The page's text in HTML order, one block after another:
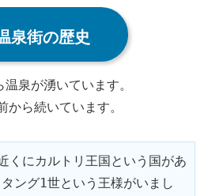
泉街の歴史
泉が湧いています。
から続いています。
くにカルトリ王国という国があ
ング1世という王様がいまし